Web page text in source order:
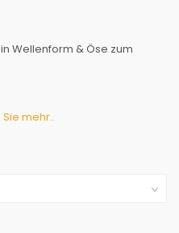
Wellenform & Öse zum
Sie mehr..